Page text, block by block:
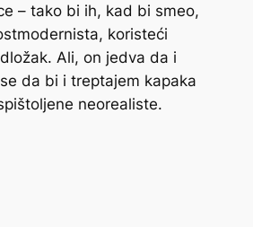
– tako bi ih, kad bi smeo,
koristeći
Ali, on jedva da i
da bi i treptajem kapaka
neorealiste.